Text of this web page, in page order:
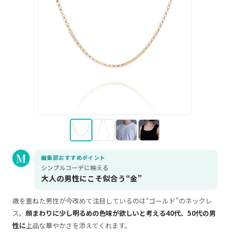
編集部おすすめポイント
シンプルコーデに映える
大人の男性にこそ似合う“金”
歳を重ねた男性が今改めて注目しているのは“ゴールド”のネックレ
ス。 顔まわりに少し明るめの色味が欲しいと考える40代、50代の男
性に上品な華やかさを添えてくれます。